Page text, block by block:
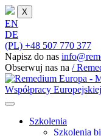
X
EN
DE
(PL) +48 507 770 377
Napisz do nas
Obserwuj nas na /
Szkolenia
Szkolenia